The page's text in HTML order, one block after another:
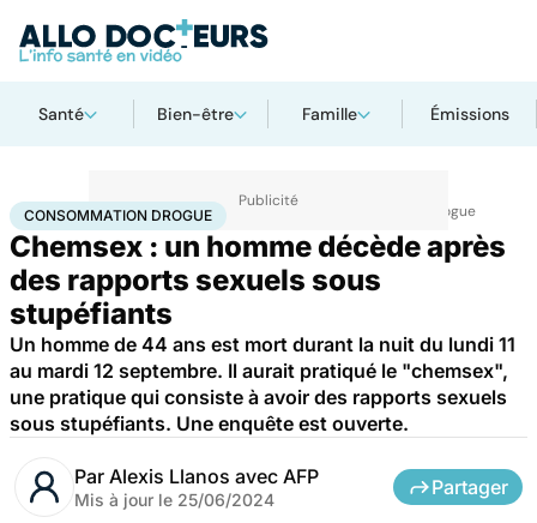
Santé Bien-être Famille Émissions
AccueilSantéMaladiesDrogues et addictions Consommation drogue
CONSOMMATION DROGUE
Chemsex : un homme décède après
des rapports sexuels sous
stupéfiants
Un homme de 44 ans est mort durant la nuit du lundi 11
au mardi 12 septembre. Il aurait pratiqué le "chemsex",
une pratique qui consiste à avoir des rapports sexuels
sous stupéfiants. Une enquête est ouverte.
Par Alexis Llanos avec AFP
Mis à jour le 25/06/2024
Partager